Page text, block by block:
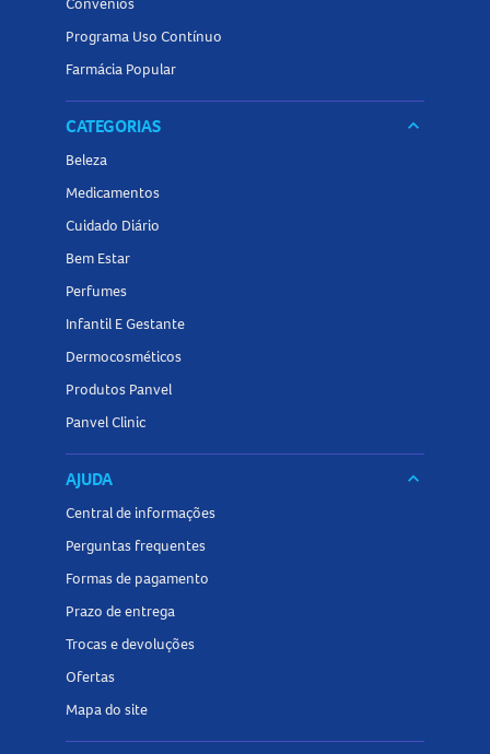
Programa Uso Contínuo
Farmácia Popular
CATEGORIAS keyboard_arrow_down
Beleza
Medicamentos
Cuidado Diário
Bem Estar
Perfumes
Infantil E Gestante
Dermocosméticos
Produtos Panvel
Panvel Clinic
AJUDA keyboard_arrow_down
Central de informações
Perguntas frequentes
Formas de pagamento
Prazo de entrega
Trocas e devoluções
Ofertas
Mapa do site